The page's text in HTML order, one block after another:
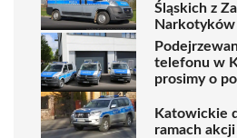
Śląskich z
Narkotyków
telefonu w
prosimy o
Katowickie
ramach akcji